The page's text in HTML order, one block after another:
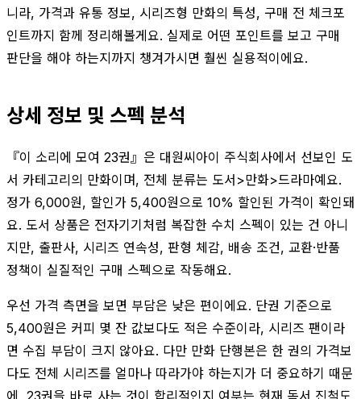
니라, 가격과 유통 정보, 시리즈형 만화의 특성, 구매 전 체크포
인트까지 함께 정리해볼게요. 실제로 어떤 포인트를 보고 구매
판단을 해야 하는지까지 챙겨가시면 훨씬 실용적이에요.
상세 정보 및 스펙 분석
『이 소리에 모여 23권』은 대원씨아이 주식회사에서 선보인 도
서 카테고리의 만화이며, 전체 분류는 도서>만화>드라마예요.
정가 6,000원, 할인가 5,400원으로 10% 할인된 가격이 확인돼
요. 도서 상품은 전자기기처럼 복잡한 수치 스펙이 있는 건 아니
지만, 출판사, 시리즈 연속성, 판형 체감, 배송 조건, 교환·반품
정책이 실질적인 구매 스펙으로 작동해요.
우선 가격 측면을 보면 부담은 낮은 편이에요. 단권 기준으로
5,400원은 커피 몇 잔 값보다도 적은 수준이라, 시리즈 팬이라
면 수집 부담이 크지 않아요. 다만 만화 단행본은 한 권의 가격보
다도 전체 시리즈를 얼마나 따라가야 하는지가 더 중요하기 때문
에, 23권을 바로 사는 것이 합리적인지 여부는 현재 독서 진척도